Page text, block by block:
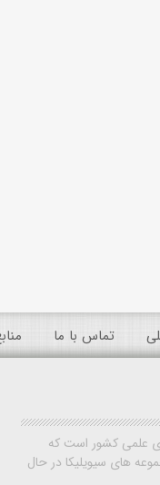
تماس با ما
علمی کشور است که
های سیویلیکا در حال